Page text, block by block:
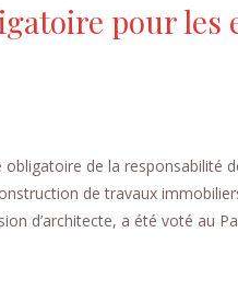
pour
de la responsabilité
de travaux
d’architecte, a été voté au